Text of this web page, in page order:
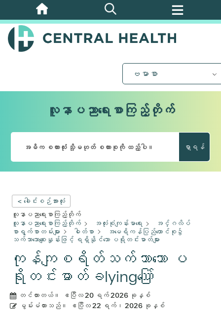
အဓိက
အကြောင်းအရာ
သို့
ဗမာစာ
လူနာပညာရေးစာကြည့်တိုက်
ရှာရန်
< ခေါင်းစဉ်အားလုံး
လူနာပညာရေးစာကြည့်တိုက်
လူနာပညာရေးစာကြည့်တိုက်
အလုံးစုံကျန်းမာရေး
အင်္ဂလိပ်
စာရွက်စာတမ်းများ
ဓါတ်စာ
အမေရိကန်ပြည်ထောင်စု၌
သက်သာသောစျေးနှုန်းဖြင့် ရရှိနိုင်သော ပရိုတင်းဓာတ်များ
ကုန်ကျစရိတ်သက်သာသော ပ
ရိုတင်းဓာတ်ခlyingဪ
တင်ထားတယ်။
ဧပြီလ 20 ရက် 2026 ခုနှစ်
မွမ်းမံထားသည်။
ဧပြီလ 22 ရက်၊ 2026 ခုနှစ်